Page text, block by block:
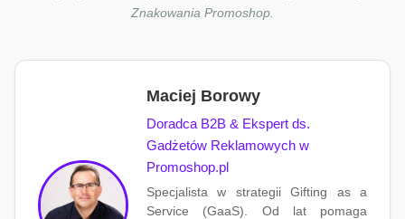
Znakowania Promoshop.
Maciej Borowy
Doradca B2B & Ekspert ds.
Gadżetów Reklamowych w
Promoshop.pl
Specjalista w strategii Gifting as a
Service (GaaS). Od lat pomaga